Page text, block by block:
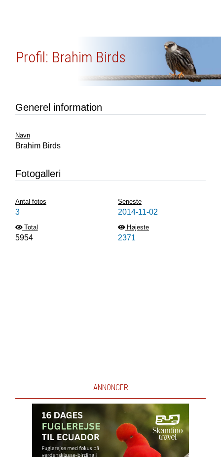
Profil: Brahim Birds
Generel information
Navn
Brahim Birds
Fotogalleri
Antal fotos
3
Seneste
2014-11-02
Total
5954
Højeste
2371
ANNONCER